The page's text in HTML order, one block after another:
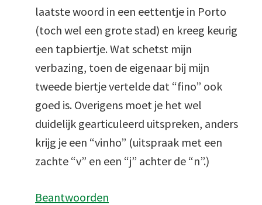
laatste woord in een eettentje in Porto
(toch wel een grote stad) en kreeg keurig
een tapbiertje. Wat schetst mijn
verbazing, toen de eigenaar bij mijn
tweede biertje vertelde dat “fino” ook
goed is. Overigens moet je het wel
duidelijk gearticuleerd uitspreken, anders
krijg je een “vinho” (uitspraak met een
zachte “v” en een “j” achter de “n”.)
Beantwoorden